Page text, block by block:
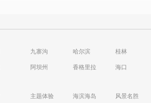
九寨沟 哈尔滨 桂林
阿坝州 香格里拉 海口
主题体验 海滨海岛 风景名胜